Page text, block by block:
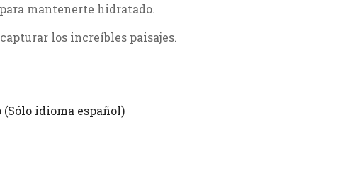
mantenerte hidratado.
los increíbles paisajes.
idioma español)